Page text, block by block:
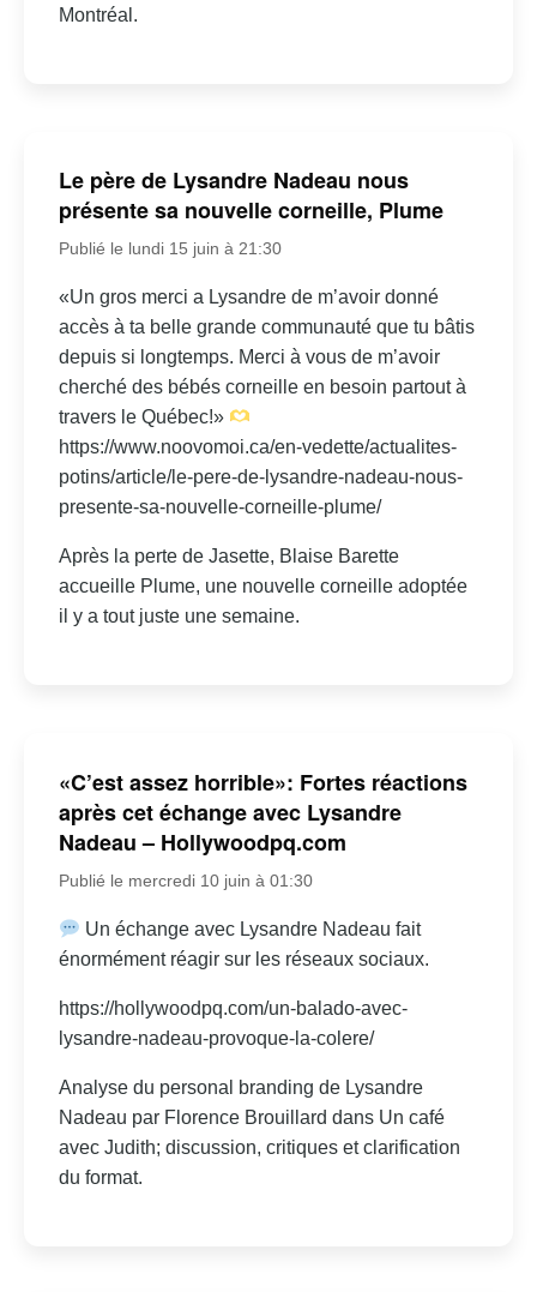
Montréal.
Le père de Lysandre Nadeau nous
présente sa nouvelle corneille, Plume
Publié le lundi 15 juin à 21:30
«Un gros merci a Lysandre de m’avoir donné
accès à ta belle grande communauté que tu bâtis
depuis si longtemps. Merci à vous de m’avoir
cherché des bébés corneille en besoin partout à
travers le Québec!»
https://www.noovomoi.ca/en-vedette/actualites-
potins/article/le-pere-de-lysandre-nadeau-nous-
presente-sa-nouvelle-corneille-plume/
Après la perte de Jasette, Blaise Barette
accueille Plume, une nouvelle corneille adoptée
il y a tout juste une semaine.
«C’est assez horrible»: Fortes réactions
après cet échange avec Lysandre
Nadeau – Hollywoodpq.com
Publié le mercredi 10 juin à 01:30
Un échange avec Lysandre Nadeau fait
énormément réagir sur les réseaux sociaux.
https://hollywoodpq.com/un-balado-avec-
lysandre-nadeau-provoque-la-colere/
Analyse du personal branding de Lysandre
Nadeau par Florence Brouillard dans Un café
avec Judith; discussion, critiques et clarification
du format.